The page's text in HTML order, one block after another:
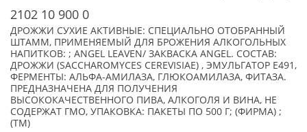
2102 10 900 0
ДРОЖЖИ СУХИЕ АКТИВНЫЕ: СПЕЦИАЛЬНО ОТОБРАННЫЙ
ШТАММ, ПРИМЕНЯЕМЫЙ ДЛЯ БРОЖЕНИЯ АЛКОГОЛЬНЫХ
НАПИТКОВ: ; ANGEL LEAVEN/ ЗАКВАСКА ANGEL. СОСТАВ:
ДРОЖЖИ (SACCHAROMYCES CEREVISIAE) , ЭМУЛЬГАТОР Е491,
ФЕРМЕНТЫ: АЛЬФА-АМИЛАЗА, ГЛЮКОАМИЛАЗА, ФИТАЗА.
ПРЕДНАЗНАЧЕНА ДЛЯ ПОЛУЧЕНИЯ
ВЫСОКОКАЧЕСТВЕННОГО ПИВА, АЛКОГОЛЯ И ВИНА, НЕ
СОДЕРЖАТ ГМО, УПАКОВКА: ПАКЕТЫ ПО 500 Г; (ФИРМА) ;
(TM)